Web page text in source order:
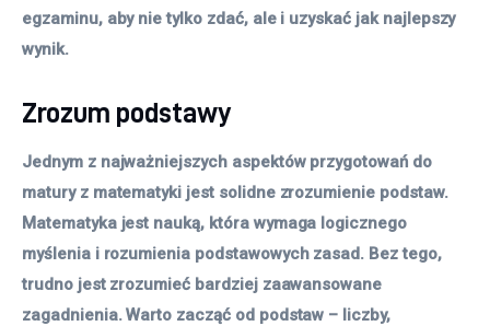
egzaminu, aby nie tylko zdać, ale i uzyskać jak najlepszy
wynik.
Zrozum podstawy
Jednym z najważniejszych aspektów przygotowań do
matury z matematyki jest solidne zrozumienie podstaw.
Matematyka jest nauką, która wymaga logicznego
myślenia i rozumienia podstawowych zasad. Bez tego,
trudno jest zrozumieć bardziej zaawansowane
zagadnienia. Warto zacząć od podstaw – liczby,